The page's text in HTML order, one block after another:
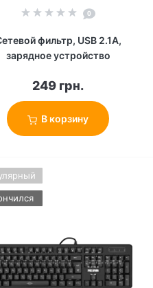
0
фильтр, USB 2.1A,
зарядное устройство
249 грн.
В корзину